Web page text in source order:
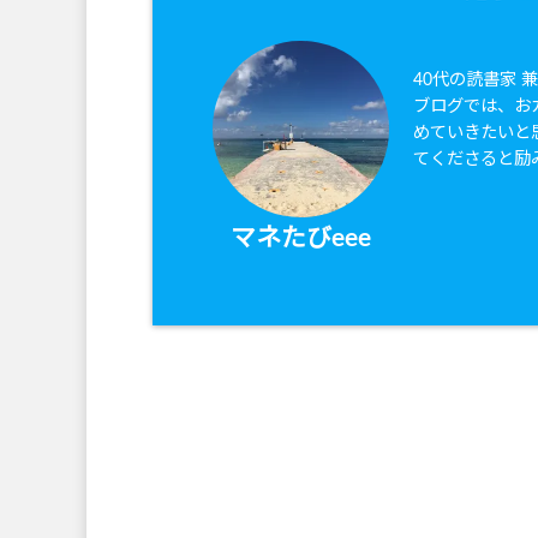
マネたびeee
40代の読書家
ブログでは、お
めていきたいと
てくださると励